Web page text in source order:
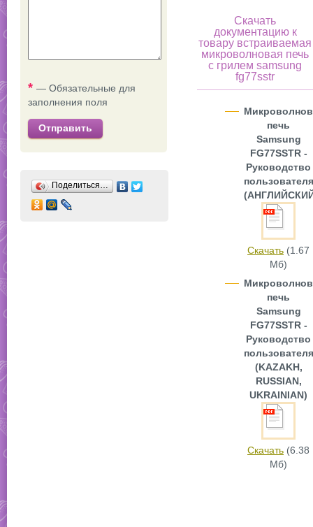
* — Обязательные для
заполнения поля
Отправить
Поделиться…
Скачать
документацию к
товару встраиваемая
микроволновая печь
с грилем samsung
fg77sstr
печь
Samsung
FG77SSTR -
Руководство
Скачать (1.67
Мб)
печь
Samsung
FG77SSTR -
Руководство
(KAZAKH,
RUSSIAN,
UKRAINIAN)
Скачать (6.38
Мб)